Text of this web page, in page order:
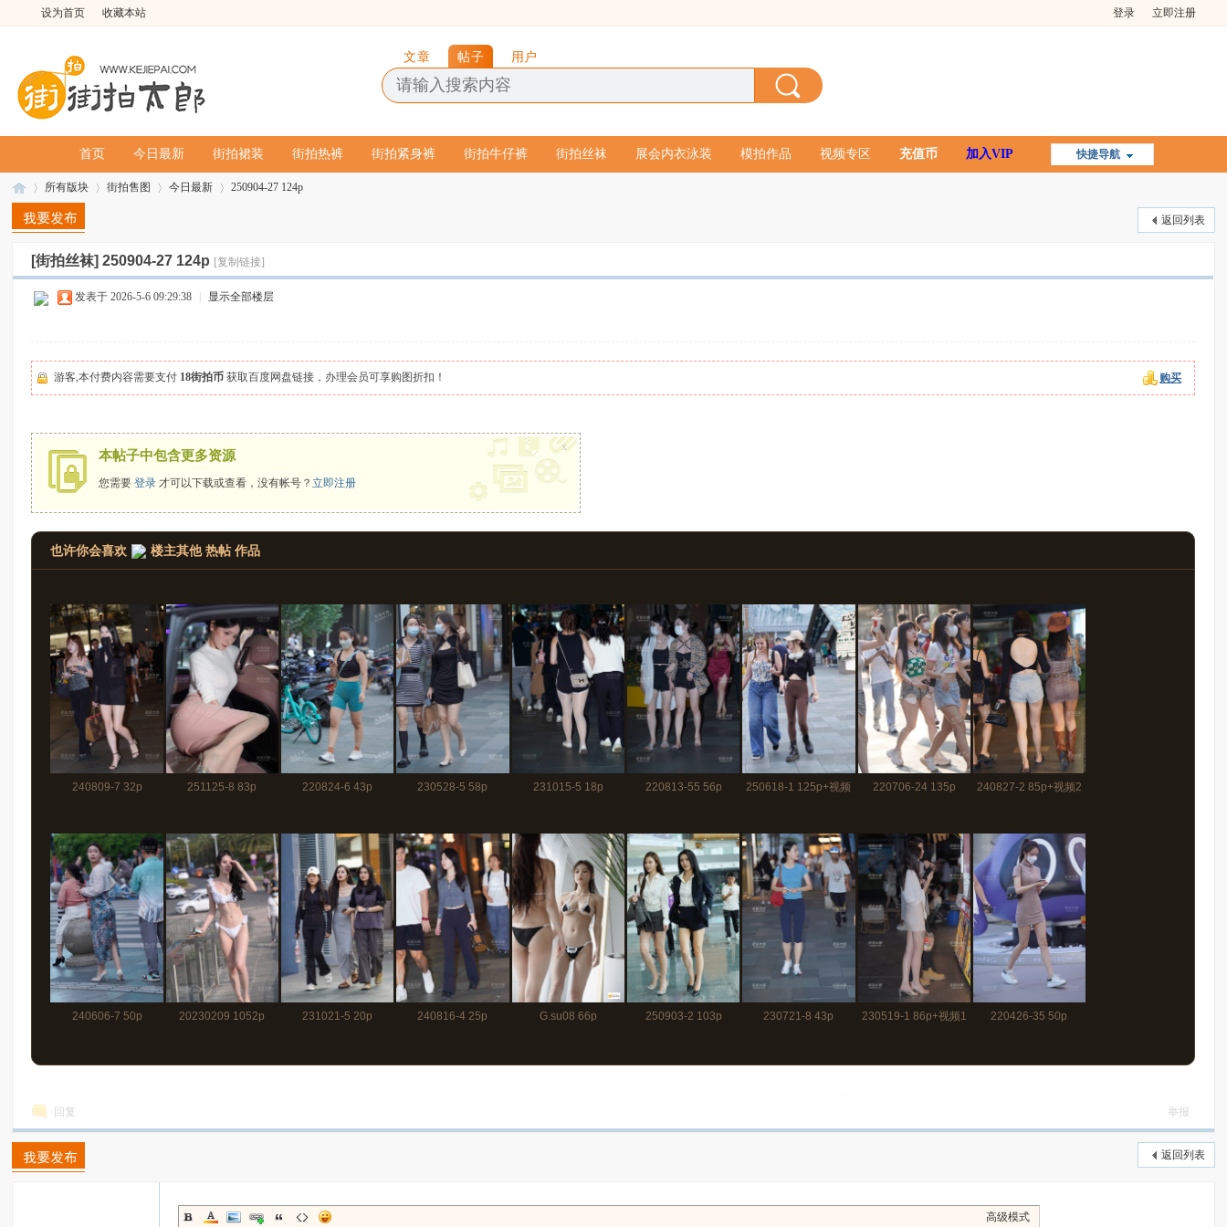
设为首页 收藏本站 登录 立即注册
文章 帖子 用户
快捷导航
首页 今日最新 街拍裙装 街拍热裤 街拍紧身裤 街拍牛仔裤 街拍丝袜 展会内衣泳装 模拍作品 视频专区 充值币 加入VIP
»
所有版块
›
街拍售图
›
今日最新
›
250904-27 124p
返回列表
[街拍丝袜]250904-27 124p [复制链接]
发表于 2026-5-6 09:29:38 显示全部楼层
游客,本付费内容需要支付 18街拍币 获取百度网盘链接，办理会员可享购图折扣！ 购买
本帖子中包含更多资源
您需要登录 才可以下载或查看，没有帐号？立即注册
x
也许你会喜欢 楼主其他 热帖 作品
240809-7 32p 251125-8 83p 220824-6 43p 230528-5 58p 231015-5 18p 220813-55 56p 250618-1 125p+视频 220706-24 135p 240827-2 85p+视频2
240606-7 50p 20230209 1052p 231021-5 20p 240816-4 25p G.su08 66p 250903-2 103p 230721-8 43p 230519-1 86p+视频1 220426-35 50p
回复 举报
返回列表
高级模式